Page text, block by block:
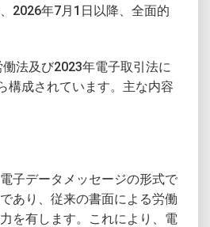
2026年7月1日以降、全面的
法及び2023年電子取引法に
構成されています。主な内容
子データメッセージの形式で
あり、従来の書面による労働
を有します。これにより、電